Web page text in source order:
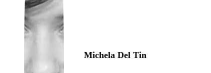
Michela Del Tin